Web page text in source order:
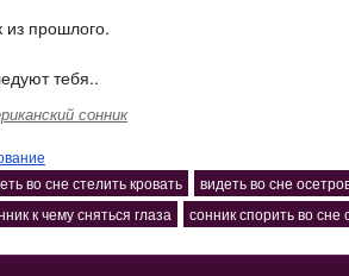
из прошлого.
тебя..
сонник
во сне стелить кровать
видеть во сне
к чему сняться глаза сонник спорить во